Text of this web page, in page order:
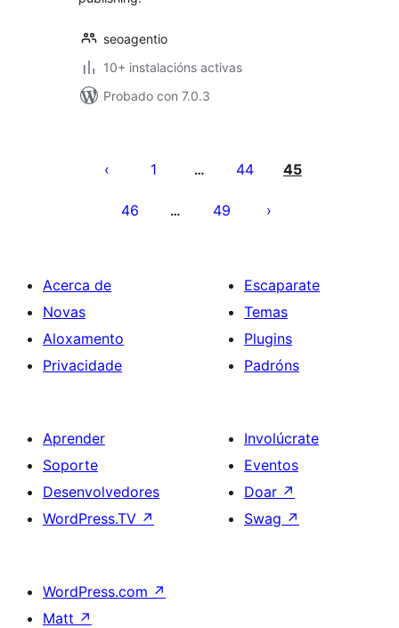
seoagentio
10+ instalacións activas
Probado con 7.0.3
1 … 44 45
46 … 49
Acerca de
Novas
Aloxamento
Privacidade
Escaparate
Temas
Plugins
Padróns
Aprender
Soporte
Desenvolvedores
WordPress.TV ↗
Involúcrate
Eventos
Doar ↗
Swag ↗
WordPress.com ↗
Matt ↗